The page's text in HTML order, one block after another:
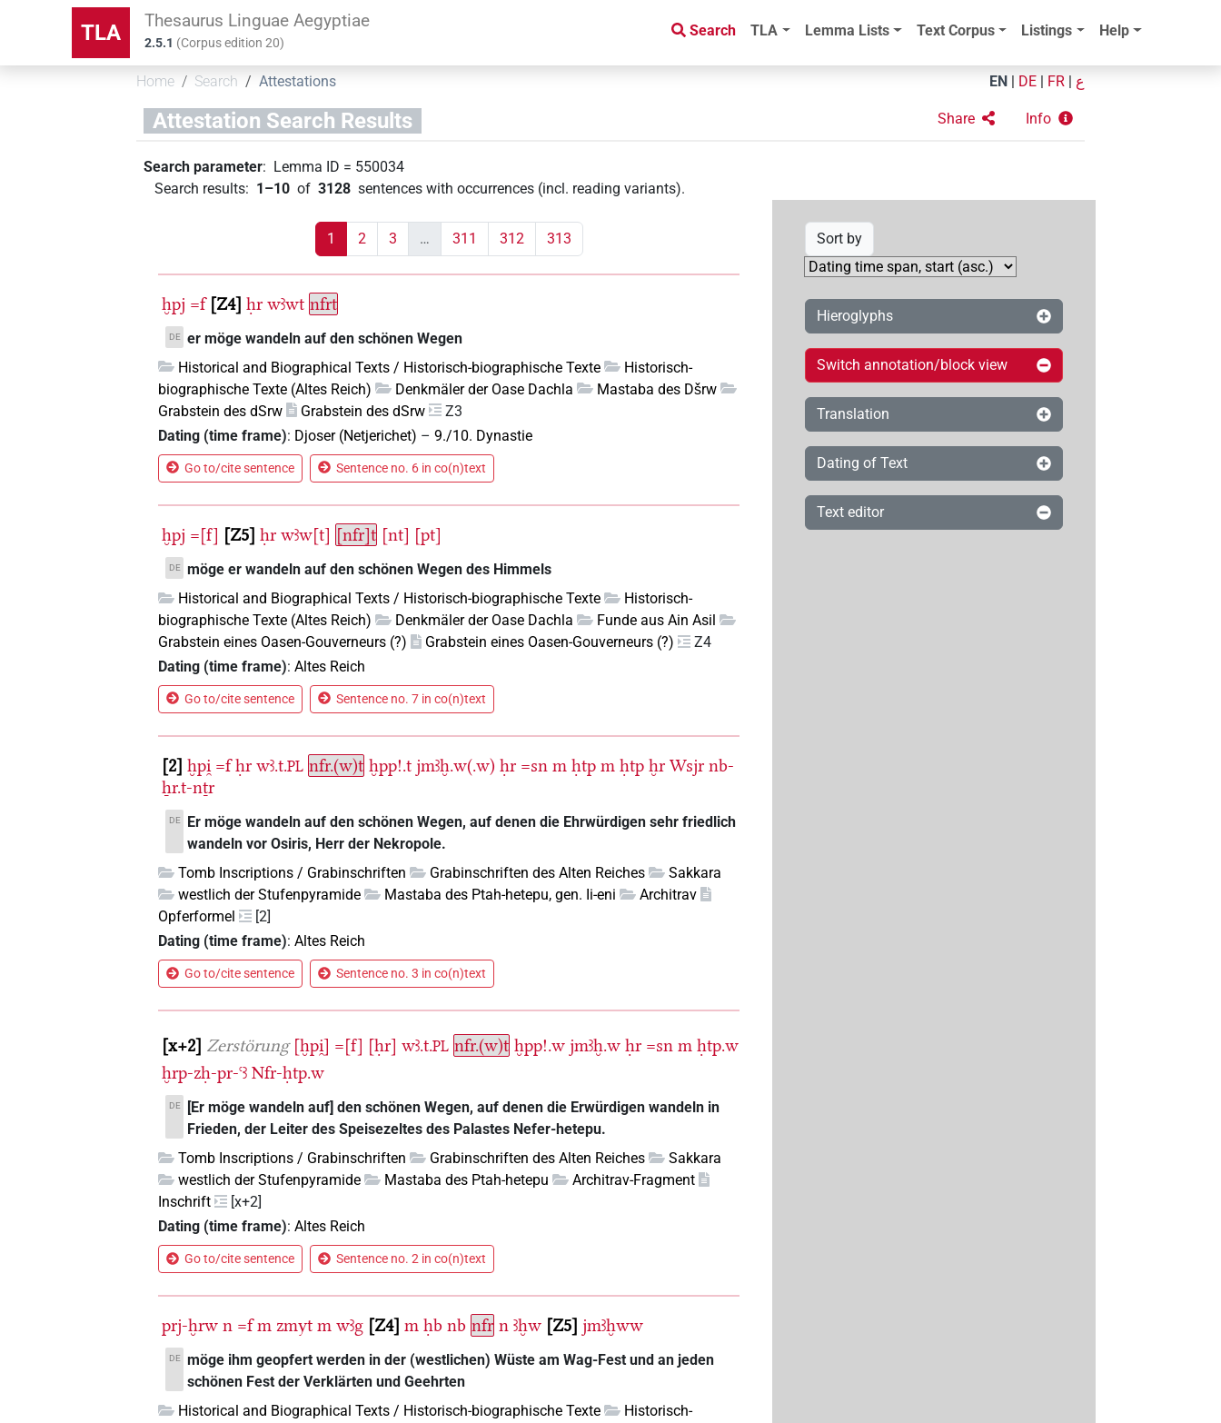
TLA Thesaurus Linguae Aegyptiae
2.5.1 (Corpus edition20)
Search TLA Lemma Lists Text Corpus Listings Help
Home Search Attestations EN DE FR ع
Attestation Search Results Share Info
Search parameter: Lemma ID = 550034
Search results: 1–10 of 3128 sentences with occurrences (incl. reading variants).
1 2 3 … 311 312 313
ḫpj =f Z4 ḥr wꜣwt nfrt
DE er möge wandeln auf den schönen Wegen
Historical and Biographical Texts / Historisch-biographische Texte
Historisch-
biographische Texte (Altes Reich)
Denkmäler der Oase Dachla
Mastaba des Dšrw
Grabstein des dSrw
Grabstein des dSrw
Z3
Dating (time frame): Djoser (Netjerichet) –9./10. Dynastie
Go to/cite sentence Sentence no. 6 in co(n)text
ḫpj =[f] Z5 ḥr wꜣw[t] [nfr]t [nt] [pt]
DE möge er wandeln auf den schönen Wegen des Himmels
Historical and Biographical Texts / Historisch-biographische Texte
Historisch-
biographische Texte (Altes Reich)
Denkmäler der Oase Dachla
Funde aus Ain Asil
Grabstein eines Oasen-Gouverneurs (?)
Grabstein eines Oasen-Gouverneurs (?)
Z4
Dating (time frame):Altes Reich
Go to/cite sentence Sentence no. 7 in co(n)text
2 ḫpi̯ =f ḥr wꜣ.t.PL nfr.(w)t ḫpp!.t jmꜣḫ.w(.w) ḥr =sn m ḥtp m ḥtp ḫr Wsjr nb-
ẖr.t-nṯr
DE
Er möge wandeln auf den schönen Wegen, auf denen die Ehrwürdigen sehr friedlich
wandeln vor Osiris, Herr der Nekropole.
Tomb Inscriptions / Grabinschriften
Grabinschriften des Alten Reiches
Sakkara
westlich der Stufenpyramide
Mastaba des Ptah-hetepu, gen. Ii-eni
Architrav
Opferformel
[2]
Dating (time frame):Altes Reich
Go to/cite sentence Sentence no. 3 in co(n)text
x+2 Zerstörung [ḫpi̯] =[f] [ḥr] wꜣ.t.PL nfr.(w)t ḫpp!.w jmꜣḫ.w ḥr =sn m ḥtp.w
ḫrp-zḥ-pr-ꜥꜣ Nfr-ḥtp.w
DE
[Er möge wandeln auf] den schönen Wegen, auf denen die Erwürdigen wandeln in
Frieden, der Leiter des Speisezeltes des Palastes Nefer-hetepu.
Tomb Inscriptions / Grabinschriften
Grabinschriften des Alten Reiches
Sakkara
westlich der Stufenpyramide
Mastaba des Ptah-hetepu
Architrav-Fragment
Inschrift
[x+2]
Dating (time frame):Altes Reich
Go to/cite sentence Sentence no. 2 in co(n)text
prj-ḫrw n =f m zmyt m wꜣg Z4 m ḥb nb nfr n ꜣḫw Z5 jmꜣḫww
DE möge ihm geopfert werden in der (westlichen) Wüste am Wag-Fest und an jeden
schönen Fest der Verklärten und Geehrten
Historical and Biographical Texts / Historisch-biographische Texte
Historisch-
Sort by
Hieroglyphs
Switch annotation/block view
Translation
Dating of Text
Text editor